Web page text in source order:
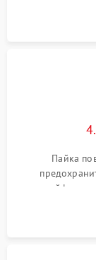
затвора
Пайка
шлейфов,
автофокуса.